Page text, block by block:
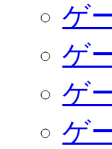
ゲ
ゲ
ゲ
ゲ